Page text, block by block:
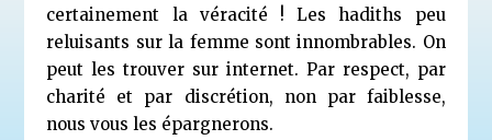
certainement la véracité ! Les hadiths peu
reluisants sur la femme sont innombrables. On
peut les trouver sur internet. Par respect, par
charité et par discrétion, non par faiblesse,
nous vous les épargnerons.